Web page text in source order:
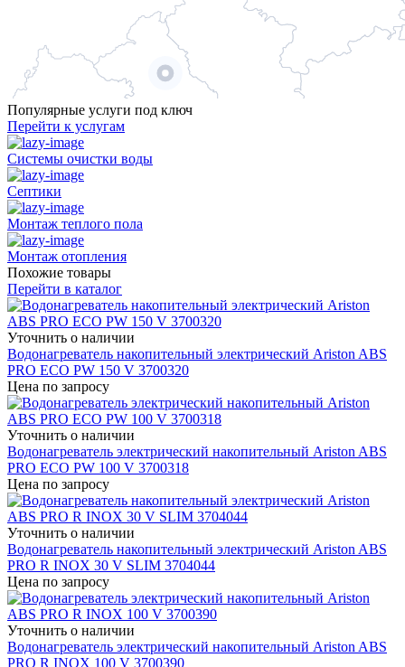
Популярные услуги под ключ
Перейти к услугам
Системы очистки воды
Септики
Монтаж теплого пола
Монтаж отопления
Похожие товары
Перейти в каталог
Уточнить о наличии
Водонагреватель накопительный электрический Ariston ABS
PRO ECO PW 150 V 3700320
Цена по запросу
Уточнить о наличии
Водонагреватель электрический накопительный Ariston ABS
PRO ECO PW 100 V 3700318
Цена по запросу
Уточнить о наличии
Водонагреватель накопительный электрический Ariston ABS
PRO R INOX 30 V SLIM 3704044
Цена по запросу
Уточнить о наличии
Водонагреватель электрический накопительный Ariston ABS
PRO R INOX 100 V 3700390